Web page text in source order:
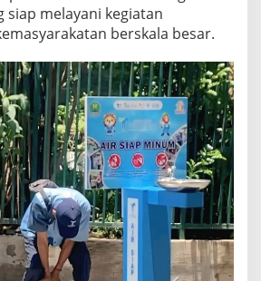
A
H
N
U
D
I
S
T
A
D
I
O
N
G
A
J
A
siap melayani kegiatan
berskala besar.